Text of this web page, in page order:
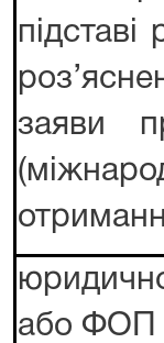
заяви
або ФОП